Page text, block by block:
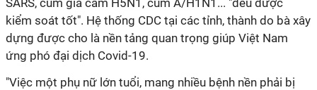
SARS, cúm gia cầm H5N1, cúm A/H1N1... "đều được
kiểm soát tốt". Hệ thống CDC tại các tỉnh, thành do bà xây
dựng được cho là nền tảng quan trọng giúp Việt Nam
ứng phó đại dịch Covid-19.
"Việc một phụ nữ lớn tuổi, mang nhiều bệnh nền phải bị